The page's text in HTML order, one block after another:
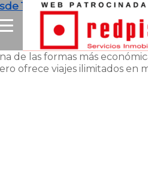
10 euros para moverte
las formas más
ofrece viajes ilimitados